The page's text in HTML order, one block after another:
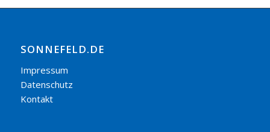
SONNEFELD.DE
Impressum
Datenschutz
Kontakt